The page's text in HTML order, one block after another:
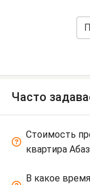
Часто
Стоимость
квартира
В какое